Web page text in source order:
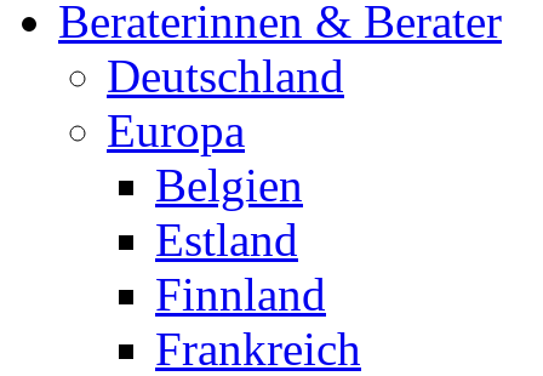
Beraterinnen & Berater
Deutschland
Europa
Belgien
Estland
Finnland
Frankreich